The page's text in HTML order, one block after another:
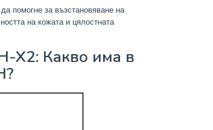
помогне за възстановяване на
на кожата и цялостната
X2: Какво има в